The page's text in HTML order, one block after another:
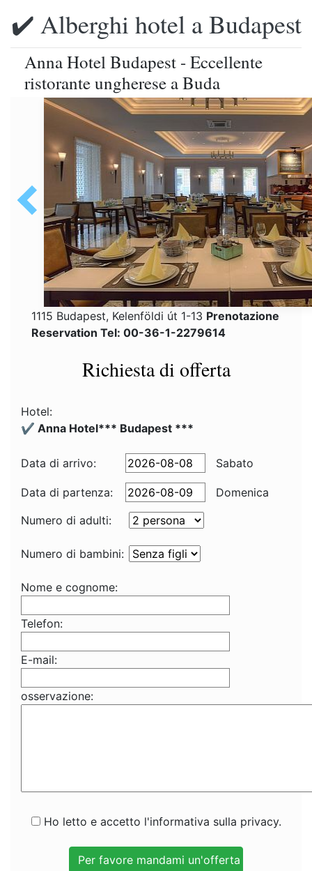
✔️ Alberghi hotel a Budapest
Anna Hotel Budapest - Eccellente
ristorante ungherese a Buda
1115 Budapest, Kelenföldi út 1-13 Prenotazione
Reservation Tel: 00-36-1-2279614
Richiesta di offerta
Hotel:
✔️ Anna Hotel*** Budapest ***
Data di arrivo: Sabato
Data di partenza:
Domenica
Numero di adulti:
Numero di bambini:
Nome e cognome:
Telefon:
E-mail:
osservazione:
Ho letto e accetto l'informativa sulla privacy.